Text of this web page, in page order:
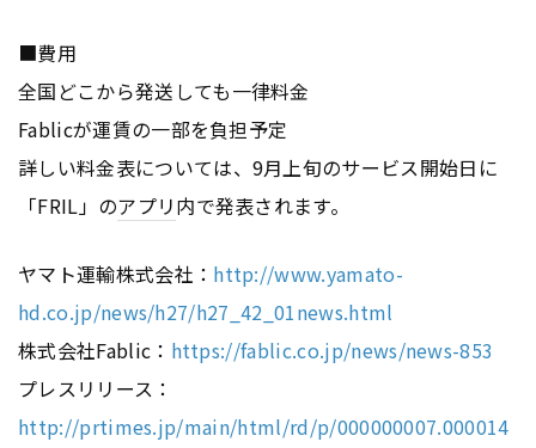
■費用
全国どこから発送しても一律料金
Fablicが運賃の一部を負担予定
詳しい料金表については、9月上旬のサービス開始日に
「FRIL」のアプリ内で発表されます。
ヤマト運輸株式会社： http://www.yamato-
hd.co.jp/news/h27/h27_42_01news.html
株式会社Fablic： https://fablic.co.jp/news/news-853
プレスリリース：
http://prtimes.jp/main/html/rd/p/000000007.000014